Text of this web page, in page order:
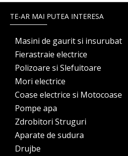
TE-AR MAI PUTEA INTERESA
Masini de gaurit si insurubat
Fierastraie electrice
Polizoare si Slefuitoare
Mori electrice
Coase electrice si Motocoase
Pompe apa
Zdrobitori Struguri
Aparate de sudura
Drujbe